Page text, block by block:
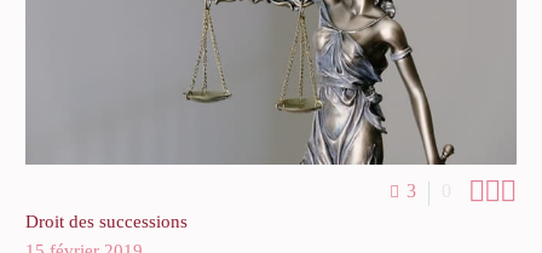
3 0 
Droit des successions